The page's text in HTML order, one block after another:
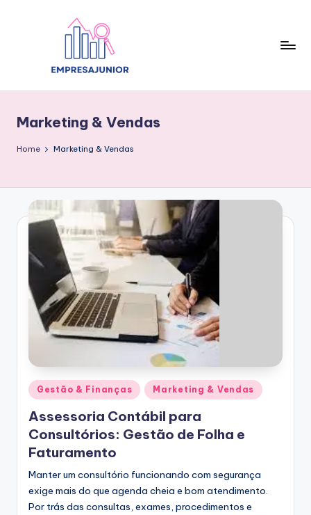
Marketing & Vendas
Home Marketing & Vendas
Posted
in
Gestão & Finanças Marketing & Vendas
Assessoria Contábil para
Consultórios: Gestão de Folha e
Faturamento
Manter um consultório funcionando com segurança
exige mais do que agenda cheia e bom atendimento.
Por trás das consultas, exames, procedimentos e